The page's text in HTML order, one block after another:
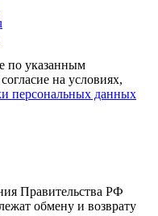
по указанным
на условиях,
персональных данных
Правительства РФ
обмену и возврату